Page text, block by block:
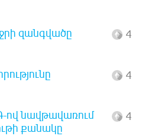
զանգվածը 4
4
ով նավթավառում
քանակը
4